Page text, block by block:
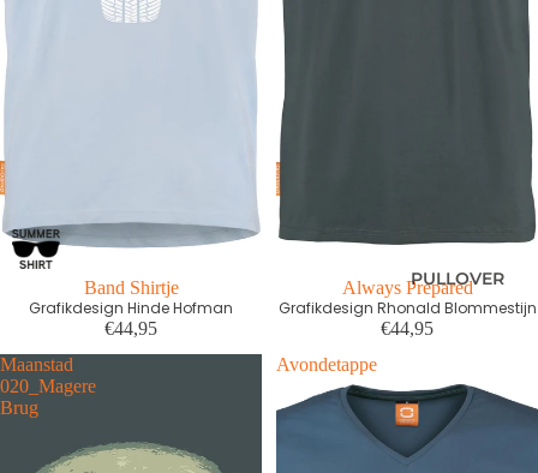
PULLOVER
First editionBand Shirtje
Grafikdesign Hinde Hofman
€44,95
First editionAlways Prepared
Grafikdesign Rhonald Blommestijn
€44,95
Maanstad
020_Magere
Brug
Avondetappe